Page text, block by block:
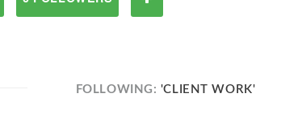
FOLLOWING: 'CLIENT WORK'